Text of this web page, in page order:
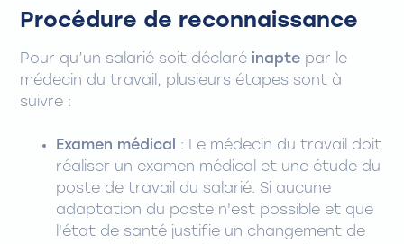
Procédure de reconnaissance
Pour qu’un salarié soit déclaré inapte par le
médecin du travail, plusieurs étapes sont à
suivre :
Examen médical
: Le médecin du travail doit
réaliser un examen médical et une étude du
poste de travail du salarié. Si aucune
adaptation du poste n'est possible et que
l'état de santé justifie un changement de